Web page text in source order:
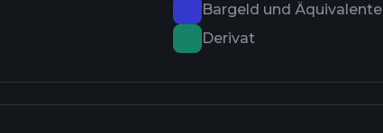
Bargeld und Äquivalente
Derivat